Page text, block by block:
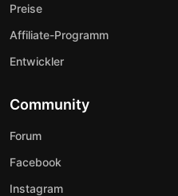
Preise
Affiliate-Programm
Entwickler
Community
Forum
Facebook
Instagram